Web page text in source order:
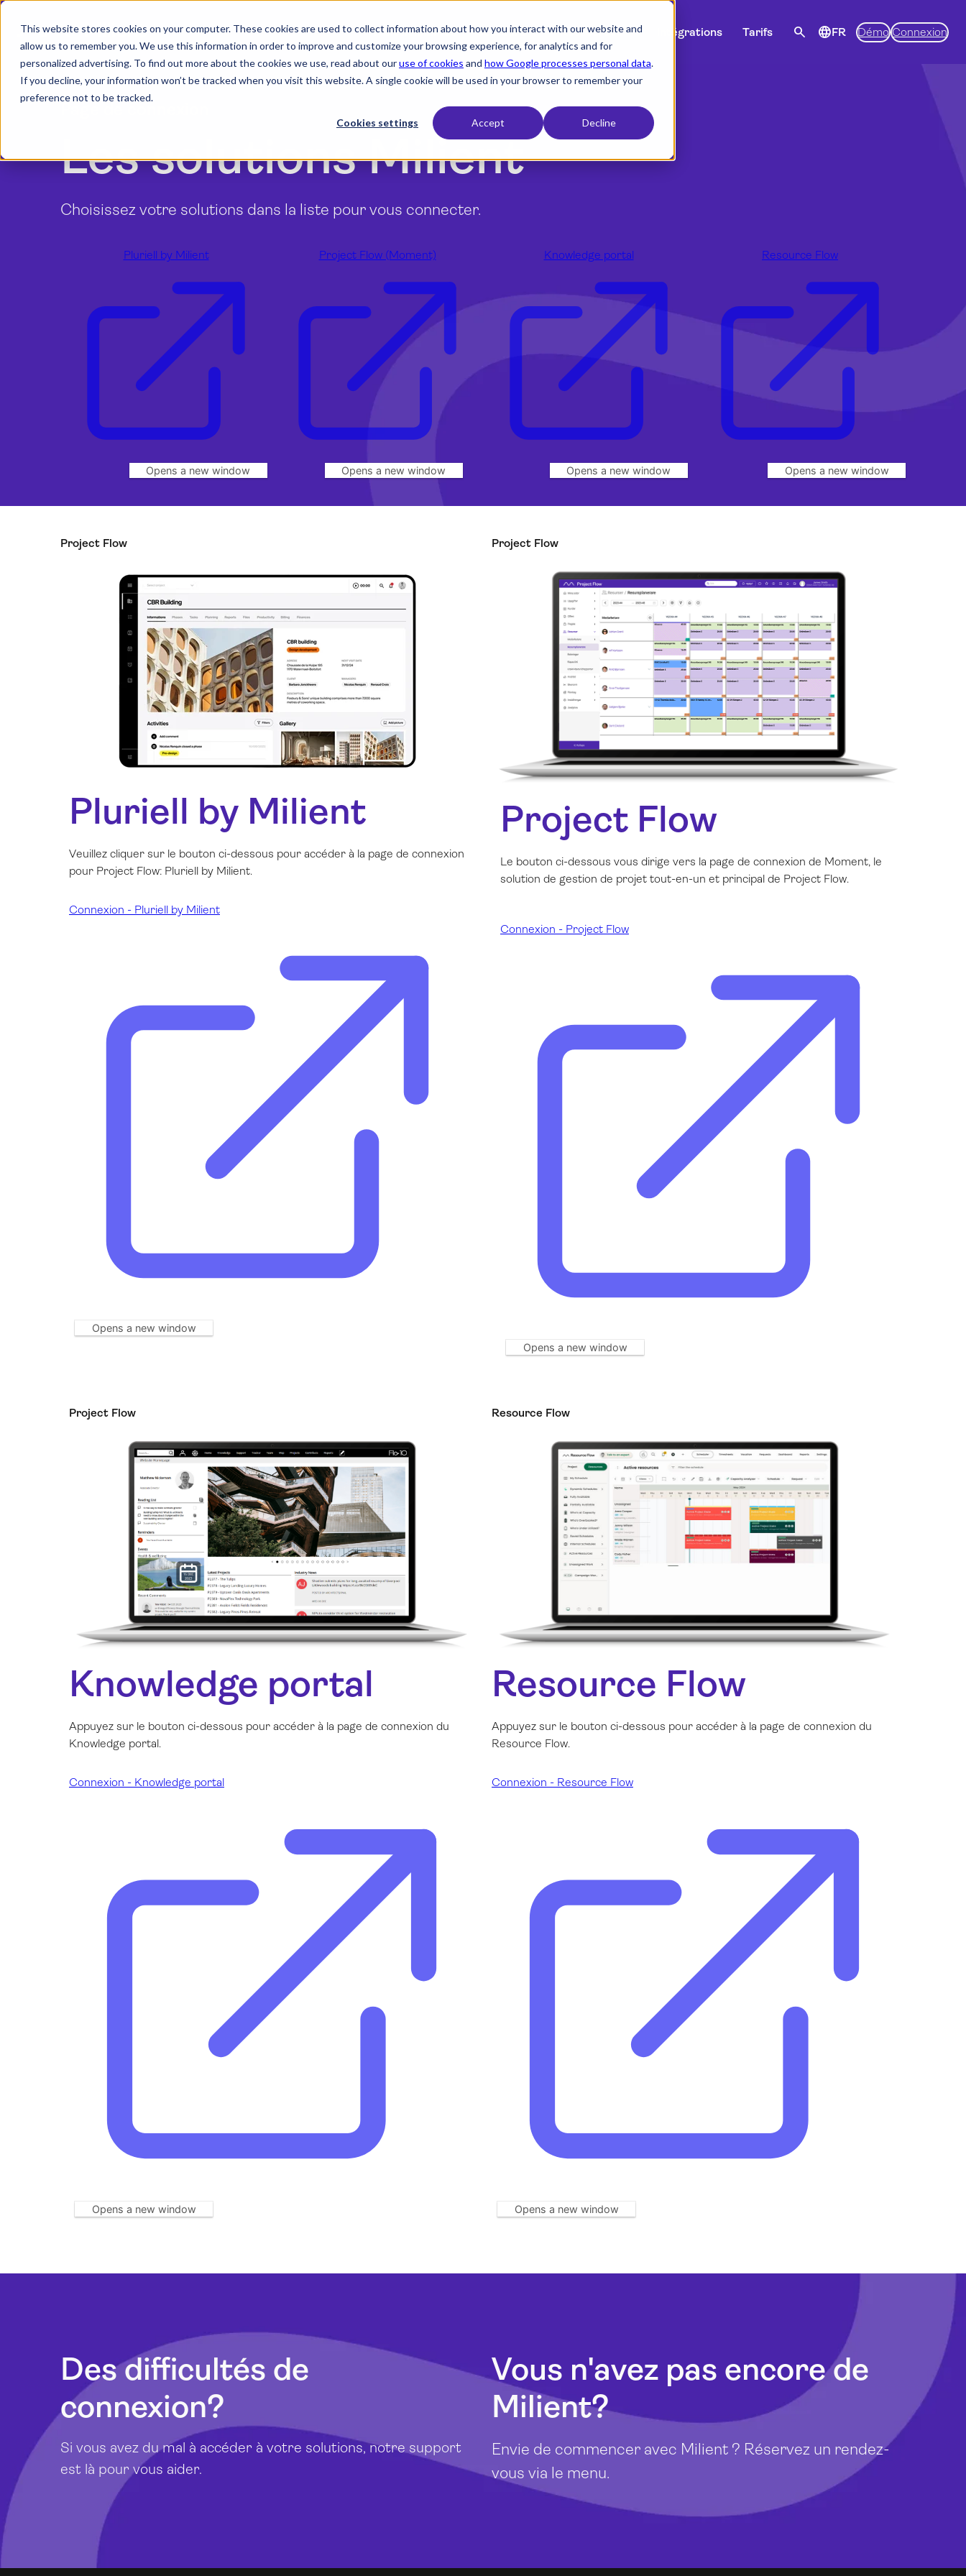
This website stores cookies on your computer. These cookies are used to collect information about how you interact with our website and
allow us to remember you. We use this information in order to improve and customize your browsing experience, for analytics and for
personalized advertising. To find out more about the cookies we use, read about ouruse of cookies and how Google processes personal data.
If you decline, your information won’t be tracked when you visit this website. A single cookie will be used in your browser to remember your
preference not to be tracked.
Cookies settings Accept Decline
Fonctionnalités Secteursexpand_more Ressourcesexpand_more Intégrations Tarifs search languageFR Démo Connexion
Les solutions Milient
Choisissez votre solutions dans la liste pour vous connecter.
Pluriell by Milient
Opens a new window
Project Flow (Moment)
Opens a new window
Knowledge portal
Opens a new window
Resource Flow
Opens a new window
Project Flow
Pluriell by Milient
Veuillez cliquer sur le bouton ci-dessous pour accéder à la page de connexion
pour Project Flow: Pluriell by Milient.
Connexion - Pluriell by Milient
Opens a new window
Project Flow
Project Flow
Le bouton ci-dessous vous dirige vers la page de connexion de Moment, le
solution de gestion de projet tout-en-un et principal de Project Flow.
Connexion - Project Flow
Opens a new window
Project Flow
Knowledge portal
Appuyez sur le bouton ci-dessous pour accéder à la page de connexion du
Knowledge portal.
Connexion - Knowledge portal
Opens a new window
Resource Flow
Resource Flow
Appuyez sur le bouton ci-dessous pour accéder à la page de connexion du
Resource Flow.
Connexion - Resource Flow
Opens a new window
Des difficultés de
connexion?
Si vous avez du mal à accéder à votre solutions, notre support
est là pour vous aider.
Vous n'avez pas encore de
Milient?
Envie de commencer avec Milient ? Réservez un rendez-
vous via le menu.